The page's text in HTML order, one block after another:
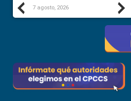
Previous
7 agosto, 2026